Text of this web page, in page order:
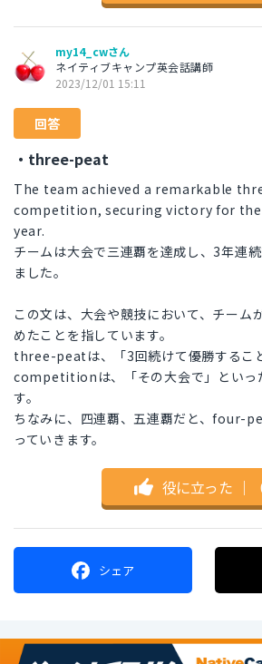
my14_cwさん
ネイティブキャンプ英会話講師
2023/12/01 15:11
回答
・three-peat
The team achieved a remarkable
competition, securing victory for
year.
チームは大会で三連覇を達成し、3年連
ました。
この文は、大会や競技において、チーム
めたことを指しています。
three-peatは、「3回続けて優勝するこ
competitionは、「その大会で」といっ
す。
ちなみに、四連覇、五連覇だと、four-
っていきます。
役に立った ｜
シェア